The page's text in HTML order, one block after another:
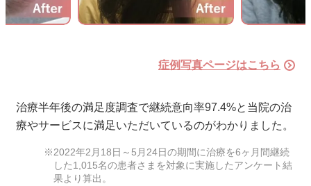
症例写真ページはこちら
治療半年後の満足度調査で継続意向率97.4%と当院の治
療やサービスに満足いただいているのがわかりました。
2022年2月18日～5月24日の期間に治療を6ヶ月間継続
した1,015名の患者さまを対象に実施したアンケート結
果より算出。